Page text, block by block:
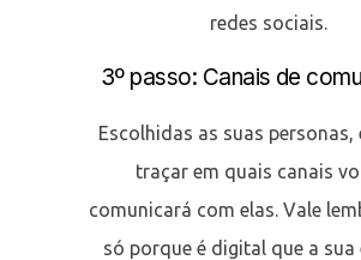
redes sociais.
3º passo: Canais de
Escolhidas as suas personas,
traçar em quais canais
comunicará com elas. Vale
só porque é digital que a sua